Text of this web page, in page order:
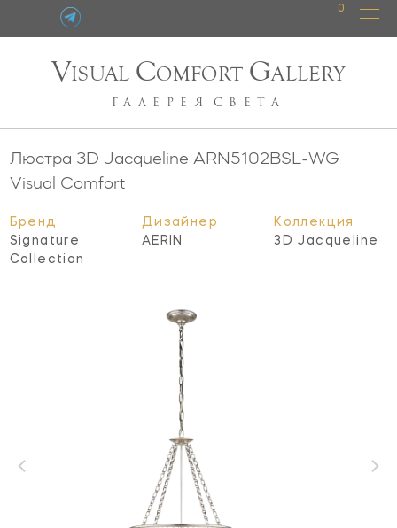
0
VISUAL COMFORT GALLERY
ГАЛЕРЕЯ СВЕТА
Люстра 3D Jacqueline ARN5102BSL-WG
Visual Comfort
Бренд
Signature
Collection
Дизайнер
AERIN
Коллекция
3D Jacqueline